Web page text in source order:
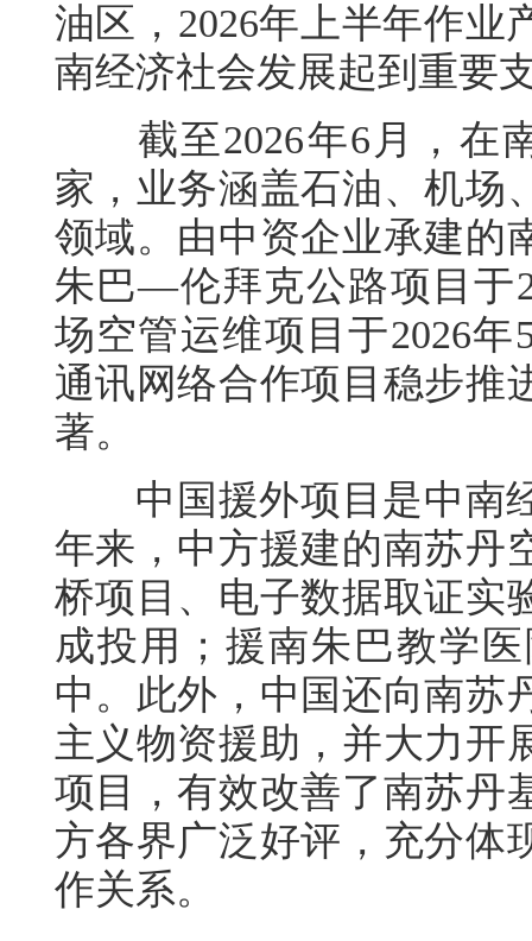
油区，2026年上半年作业
南经济社会发展起到重要
截至2026年6月，在南
家，业务涵盖石油、机场
领域。由中资企业承建的
朱巴—伦拜克公路项目于
场空管运维项目于2026
通讯网络合作项目稳步推
著。
中国援外项目是中南经
年来，中方援建的南苏丹
桥项目、电子数据取证实
成投用；援南朱巴教学
中。此外，中国还向南苏
主义物资援助，并大力开
项目，有效改善了南苏丹
方各界广泛好评，充分体
作关系。